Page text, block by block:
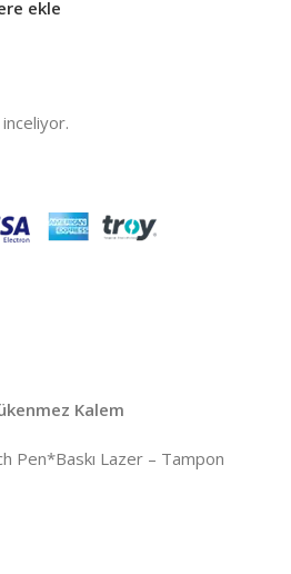
ekle
Kalem
Pen*Baskı Lazer – Tampon